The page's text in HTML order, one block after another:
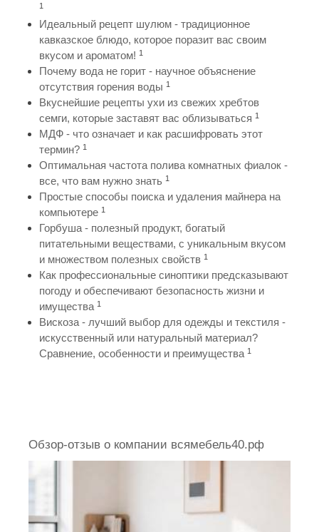
1
Идеальный рецепт шулюм - традиционное
кавказское блюдо, которое поразит вас своим
вкусом и ароматом! 1
Почему вода не горит - научное объяснение
отсутствия горения воды 1
Вкуснейшие рецепты ухи из свежих хребтов
семги, которые заставят вас облизываться 1
МДФ - что означает и как расшифровать этот
термин? 1
Оптимальная частота полива комнатных фиалок -
все, что вам нужно знать 1
Простые способы поиска и удаления майнера на
компьютере 1
Горбуша - полезный продукт, богатый
питательными веществами, с уникальным вкусом
и множеством полезных свойств 1
Как профессиональные синоптики предсказывают
погоду и обеспечивают безопасность жизни и
имущества 1
Вискоза - лучший выбор для одежды и текстиля -
искусственный или натуральный материал?
Сравнение, особенности и преимущества 1
Обзор-отзыв о компании всямебель40.рф